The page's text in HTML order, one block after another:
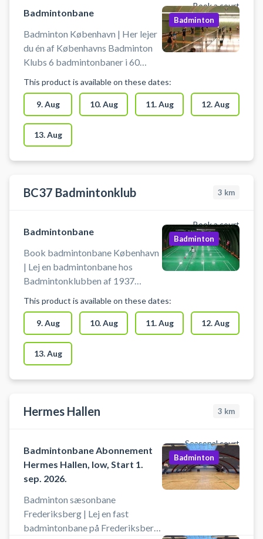
Book a court
Badmintonbane
Badminton København | Her lejer
du én af Københavns Badminton
Klubs 6 badmintonbaner i 60
København ved at leje en
badmintonbane hos Københavns
Badminton Klub beliggende
Krausesvej 12, 2100 København
Ø. BEMÆRK: Efter booking kan
badminton banen ikke afbestilles.
med lyse såler, der ikke sætter
Badminton
This product is available on these dates:
9. Aug 10. Aug 11. Aug 12. Aug
13. Aug
BC37 Badmintonklub 3 km
Book a court
Badmintonbane
Book badmintonbane København
| Lej en badmintonbane hos
Badmintonklubben af 1937
af de bedste badminton baner
København kan tilbyde – en
perfekt løsning, hvis du søger en
ledig badminton bane København.
Banen kan afbestilles indtil 3 timer
før starttidspunktet. Medbring
Badminton
This product is available on these dates:
9. Aug 10. Aug 11. Aug 12. Aug
13. Aug
Hermes Hallen 3 km
Seasonal court
Badmintonbane Abonnement
Hermes Hallen, low, Start 1.
sep. 2026.
Badminton sæsonbane
Frederiksberg | Lej en fast
badmintonbane på Frederiksberg.
Badminton